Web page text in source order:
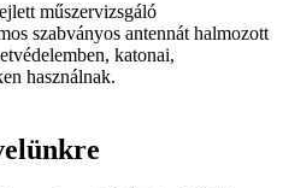
műszervizsgáló
szabványos antennát halmozott
katonai,
használnak.